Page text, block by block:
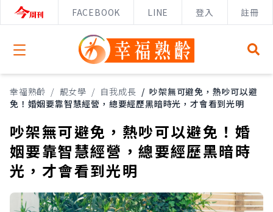
FACEBOOK LINE 登入 註冊
Open menu
幸福熟齡 / 靚女學 / 自我成長 / 吵架無可避免，熱吵可以避
免！婚姻要靠智慧經營，總要經歷黑暗時光，才會看到光明
吵架無可避免，熱吵可以避免！婚
姻要靠智慧經營，總要經歷黑暗時
光，才會看到光明